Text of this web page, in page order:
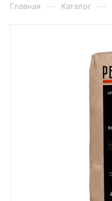
Главная — Каталог —